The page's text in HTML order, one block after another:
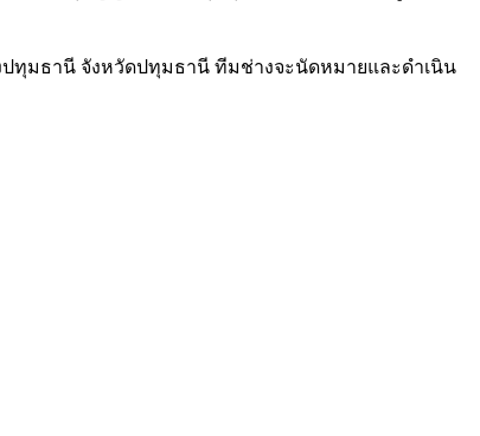
ปทุมธานี จังหวัดปทุมธานี ทีมช่างจะนัดหมายและดำเนิน